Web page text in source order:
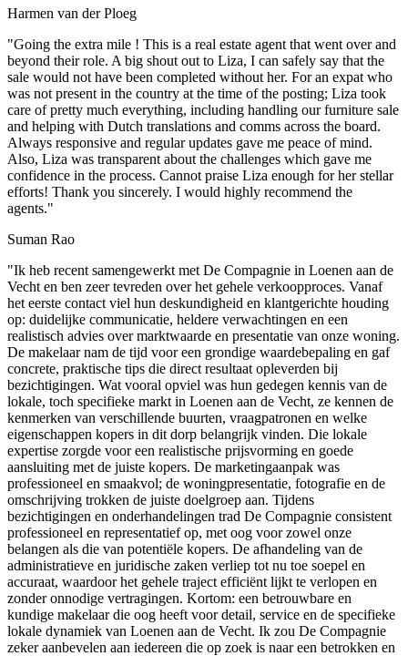
Harmen van der Ploeg
"Going the extra mile ! This is a real estate agent that went over and
beyond their role. A big shout out to Liza, I can safely say that the
sale would not have been completed without her. For an expat who
was not present in the country at the time of the posting; Liza took
care of pretty much everything, including handling our furniture sale
and helping with Dutch translations and comms across the board.
Always responsive and regular updates gave me peace of mind.
Also, Liza was transparent about the challenges which gave me
confidence in the process. Cannot praise Liza enough for her stellar
efforts! Thank you sincerely. I would highly recommend the
agents."
Suman Rao
"Ik heb recent samengewerkt met De Compagnie in Loenen aan de
Vecht en ben zeer tevreden over het gehele verkoopproces. Vanaf
het eerste contact viel hun deskundigheid en klantgerichte houding
op: duidelijke communicatie, heldere verwachtingen en een
realistisch advies over marktwaarde en presentatie van onze woning.
De makelaar nam de tijd voor een grondige waardebepaling en gaf
concrete, praktische tips die direct resultaat opleverden bij
bezichtigingen. Wat vooral opviel was hun gedegen kennis van de
lokale, toch specifieke markt in Loenen aan de Vecht, ze kennen de
kenmerken van verschillende buurten, vraagpatronen en welke
eigenschappen kopers in dit dorp belangrijk vinden. Die lokale
expertise zorgde voor een realistische prijsvorming en goede
aansluiting met de juiste kopers. De marketingaanpak was
professioneel en smaakvol; de woningpresentatie, fotografie en de
omschrijving trokken de juiste doelgroep aan. Tijdens
bezichtigingen en onderhandelingen trad De Compagnie consistent
professioneel en representatief op, met oog voor zowel onze
belangen als die van potentiële kopers. De afhandeling van de
administratieve en juridische zaken verliep tot nu toe soepel en
accuraat, waardoor het gehele traject efficiënt lijkt te verlopen en
zonder onnodige vertragingen. Kortom: een betrouwbare en
kundige makelaar die oog heeft voor detail, service en de specifieke
lokale dynamiek van Loenen aan de Vecht. Ik zou De Compagnie
zeker aanbevelen aan iedereen die op zoek is naar een betrokken en